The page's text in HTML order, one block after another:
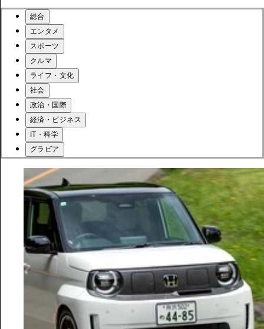
総合
エンタメ
スポーツ
クルマ
ライフ・文化
社会
政治・国際
経済・ビジネス
IT・科学
グラビア